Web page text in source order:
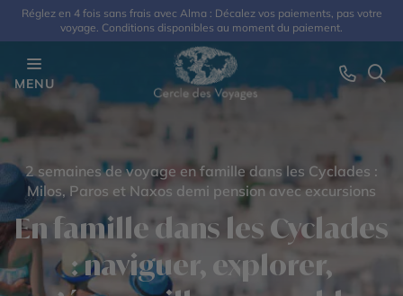
Réglez en 4 fois sans frais avec Alma : Décalez vos paiements, pas votre
voyage. Conditions disponibles au moment du paiement.
MENU
2 semaines de voyage en famille dans les Cyclades :
Milos, Paros et Naxos demi pension avec excursions
En famille dans les Cyclades
: naviguer, explorer,